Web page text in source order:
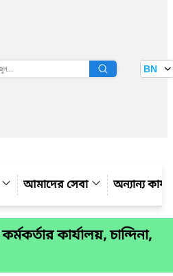
বাতায়ন BN
আমাদের সেবা অন্যান্য
কার্যালয়, চান্দিনা,